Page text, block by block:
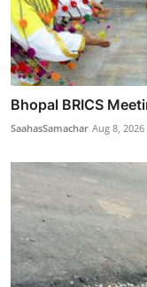
Bhopal BRICS
SaahasSamachar Aug 8, 2026